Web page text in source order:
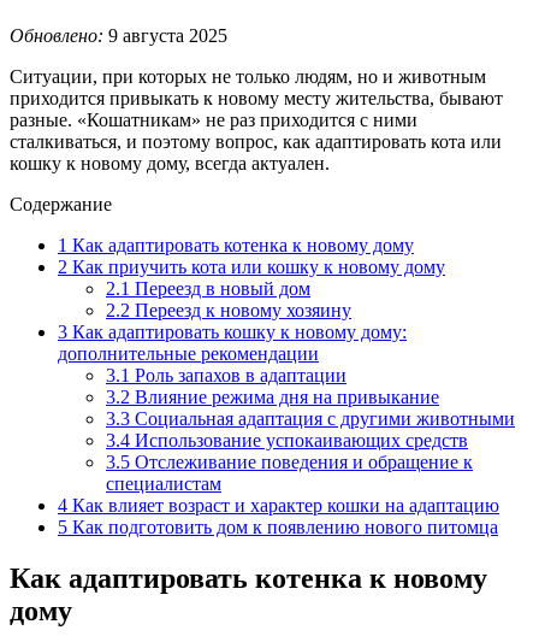
Обновлено: 9 августа 2025
Ситуации, при которых не только людям, но и животным
приходится привыкать к новому месту жительства, бывают
разные. «Кошатникам» не раз приходится с ними
сталкиваться, и поэтому вопрос, как адаптировать кота или
кошку к новому дому, всегда актуален.
Содержание
1 Как адаптировать котенка к новому дому
2 Как приучить кота или кошку к новому дому
2.1 Переезд в новый дом
2.2 Переезд к новому хозяину
3 Как адаптировать кошку к новому дому:
дополнительные рекомендации
3.1 Роль запахов в адаптации
3.2 Влияние режима дня на привыкание
3.3 Социальная адаптация с другими животными
3.4 Использование успокаивающих средств
3.5 Отслеживание поведения и обращение к
специалистам
4 Как влияет возраст и характер кошки на адаптацию
5 Как подготовить дом к появлению нового питомца
Как адаптировать котенка к новому
дому